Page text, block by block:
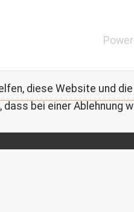
diese Website und
bei einer Ablehnung